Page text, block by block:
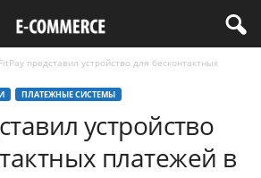
FitPay представил устройство для бесконтактных
ПЛАТЕЖНЫЕ СИСТЕМЫ
устройство
платежей в